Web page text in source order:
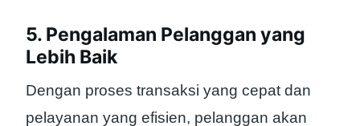
5. Pengalaman Pelanggan yang
Lebih Baik
Dengan proses transaksi yang cepat dan
pelayanan yang efisien, pelanggan akan